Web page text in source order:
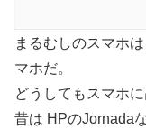
まるむしのスマホ
マホだ。
どうしてもスマホ
昔は HPのJornada